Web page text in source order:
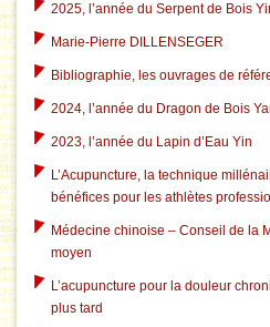
2025, l’année du Serpent de Bois
Marie-Pierre DILLENSEGER
Bibliographie, les ouvrages de
2024, l’année du Dragon de Bois
2023, l’année du Lapin d’Eau Yin
L’Acupuncture, la technique
bénéfices pour les athlètes
Médecine chinoise – Conseil de la
moyen
L’acupuncture pour la douleur
plus tard